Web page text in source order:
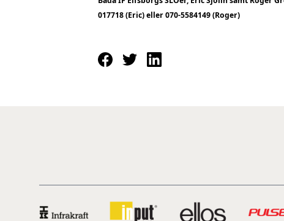
017718 (Eric) eller 070-5584149 (Roger)